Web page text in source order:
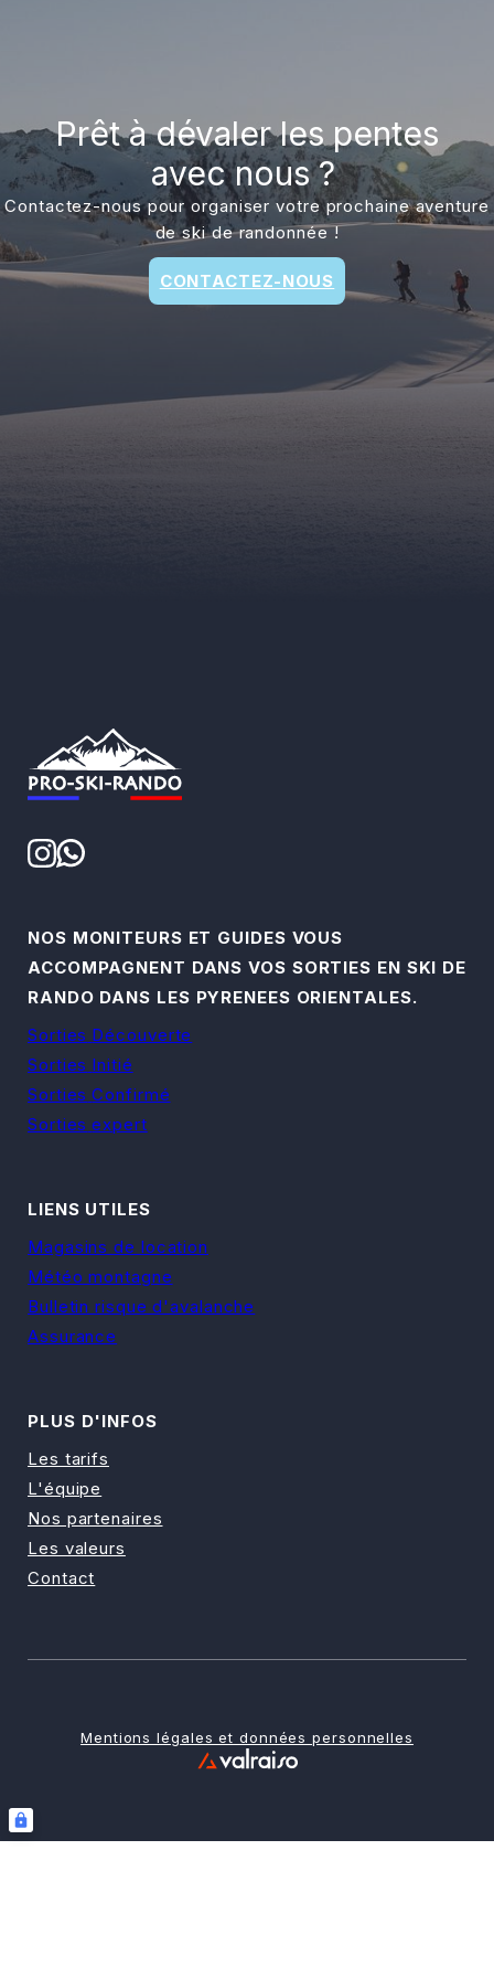
Prêt à dévaler les pentes
avec nous ?
Contactez-nous pour organiser votre prochaine aventure
de ski de randonnée !
CONTACTEZ-NOUS
NOS MONITEURS ET GUIDES VOUS
ACCOMPAGNENT DANS VOS SORTIES EN SKI DE
RANDO DANS LES PYRENEES ORIENTALES.
Sorties Découverte
Sorties Initié
Sorties Confirmé
Sorties expert
LIENS UTILES
Magasins de location
Météo montagne
Bulletin risque d'avalanche
Assurance
PLUS D'INFOS
Les tarifs
L'équipe
Nos partenaires
Les valeurs
Contact
Mentions légales et données personnelles